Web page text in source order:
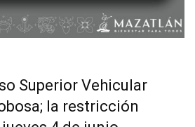
Superior Vehicular
la restricción